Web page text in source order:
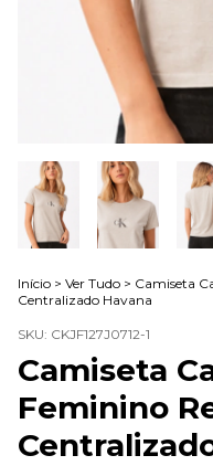
Início > Ver Tudo > Camiseta
Centralizado Havana
SKU: CKJF127J0712-1
Camiseta
Feminino